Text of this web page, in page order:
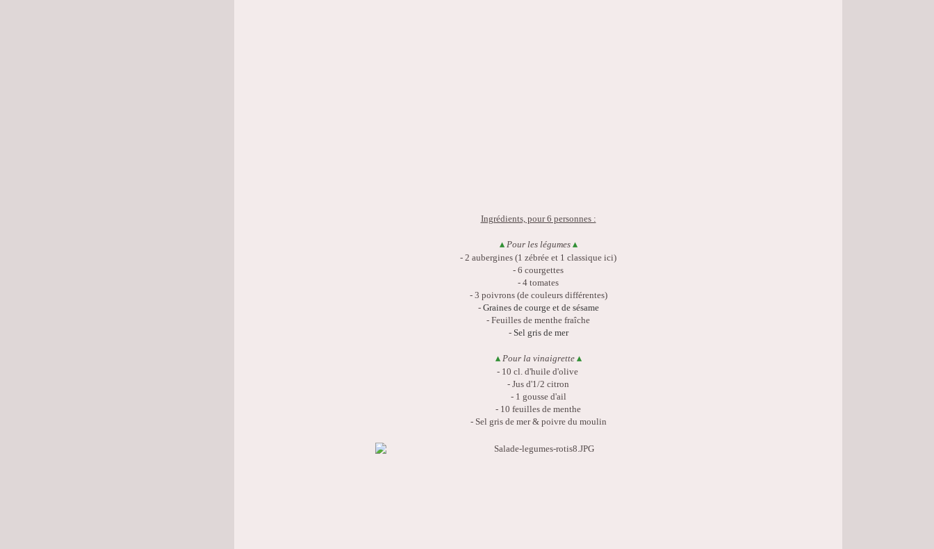
Ingrédients, pour 6 personnes :
▴ Pour les légumes ▴
- 2 aubergines (1 zébrée et 1 classique ici)
- 6 courgettes
- 4 tomates
- 3 poivrons (de couleurs différentes)
- Graines de courge et de sésame
- Feuilles de menthe fraîche
- Sel gris de mer
▴ Pour la vinaigrette ▴
- 10 cl. d'huile d'olive
- Jus d'1/2 citron
- 1 gousse d'ail
- 10 feuilles de menthe
- Sel gris de mer & poivre du moulin